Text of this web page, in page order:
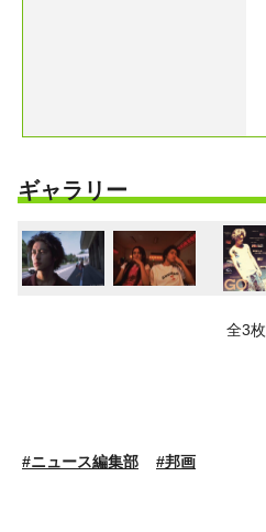
ギャラリー
全3枚
#ニュース編集部 #邦画